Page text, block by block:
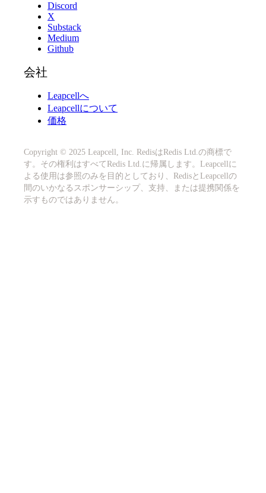
Discord
X
Substack
Medium
Github
会社
Leapcellへ
Leapcellについて
価格
Copyright © 2025 Leapcell, Inc. RedisはRedis Ltd.の商標で
す。その権利はすべてRedis Ltd.に帰属します。Leapcellに
よる使用は参照のみを目的としており、RedisとLeapcellの
間のいかなるスポンサーシップ、支持、または提携関係を
示すものではありません。